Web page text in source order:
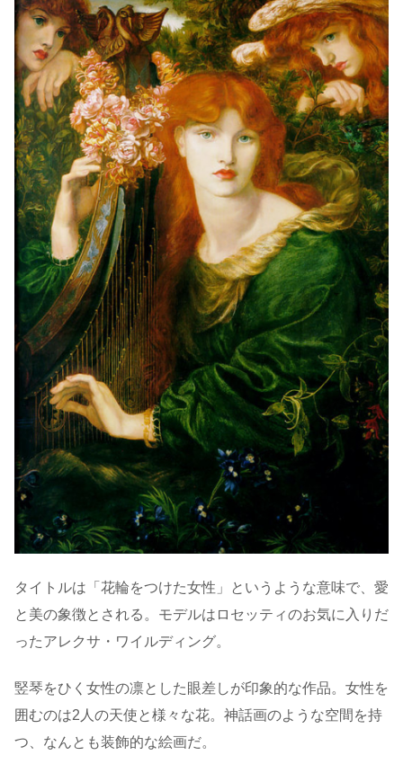
タイトルは「花輪をつけた女性」というような意味で、愛
と美の象徴とされる。モデルはロセッティのお気に入りだ
ったアレクサ・ワイルディング。
竪琴をひく女性の凛とした眼差しが印象的な作品。女性を
囲むのは2人の天使と様々な花。神話画のような空間を持
つ、なんとも装飾的な絵画だ。